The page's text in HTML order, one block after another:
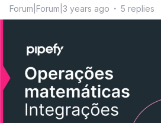
Forum|Forum|3 years ago 5 replies